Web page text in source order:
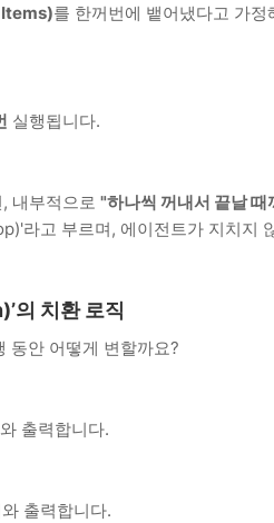
를 한꺼번에 뱉어냈다고 가정
실행됩니다.
내부적으로 "하나씩 꺼내서 끝날 때
라고 부르며, 에이전트가 지치지
의 치환 로직
동안 어떻게 변할까요?
출력합니다.
출력합니다.